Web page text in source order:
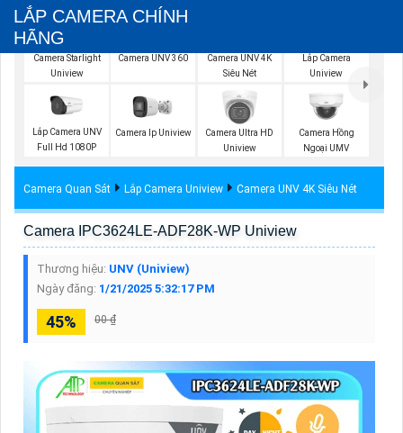
LẮP CAMERA CHÍNH
HÃNG
Camera Starlight
Uniview
Camera UNV 360
Camera UNV 4K
Siêu Nét
Lắp Camera
Uniview
Lắp Camera UNV
Full Hd 1080P
Camera Ip Uniview
Camera Ultra HD
Uniview
Camera Hồng
Ngoại UMV
Camera Quan Sát Lắp Camera Uniview Camera UNV 4K Siêu Nét
Camera IPC3624LE-ADF28K-WP Uniview
Thương hiệu: UNV (Uniview)
Ngày đăng: 1/21/2025 5:32:17 PM
45% 00 ₫